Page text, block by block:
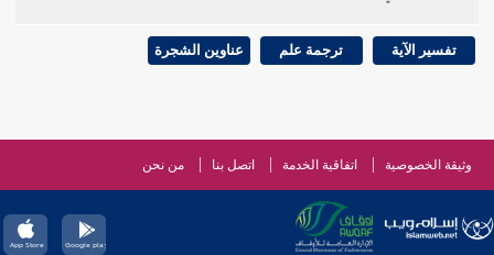
تفسير الآية ترجمة علم عناوين الشجرة
وثيقة الخصوصية اتفاقية الخدمة اتصل بنا من نحن